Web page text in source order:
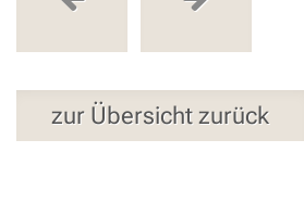
zur Übersicht zurück